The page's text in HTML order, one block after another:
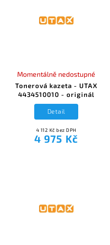
Tonerová kazeta - UTAX
4434510010 - originál
Momentálně nedostupné
4 112 Kč bez DPH
4 975 Kč
Detail